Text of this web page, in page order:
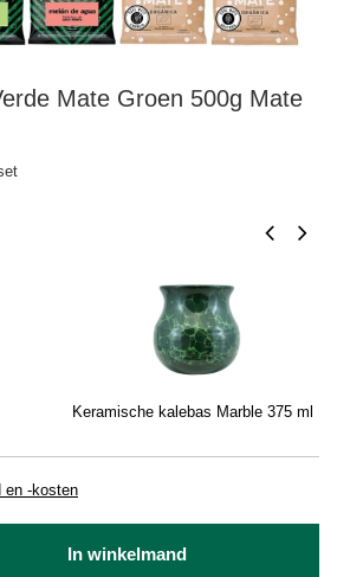
Mate Groen 500g Mate
Keramische kalebas Marble 375 ml
en -kosten
In winkelmand